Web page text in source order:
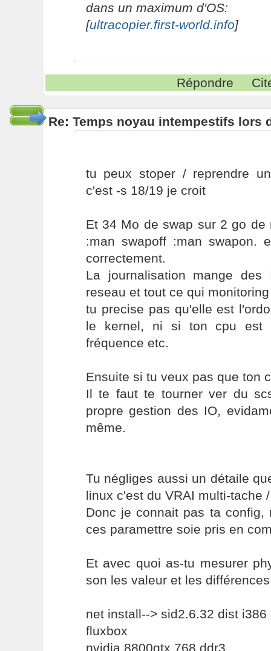
dans un maximum d'OS:
[ultracopier.first-world.info]
Répondre
Re: Temps noyau intempestifs lors
tu peux stoper / reprendre
c'est -s 18/19 je croit
Et 34 Mo de swap sur 2 go de
:man swapoff :man swapon.
correctement.
La journalisation mange
reseau et tout ce qui
tu precise pas qu'elle est
le kernel, ni si ton cpu est
fréquence etc.
Ensuite si tu veux pas que ton
Il te faut te tourner ver du
propre gestion des IO,
même.
Tu négliges aussi un détaile
linux c'est du VRAI multi-tache
Donc je connait pas ta
ces paramettre soie pris en
Et avec quoi as-tu mesurer
son les valeur et les
net install--> sid2.6.32 dist i386
fluxbox
nvidia 8800gtx 768 ddr3